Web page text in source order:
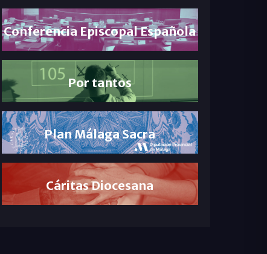
Conferencia Episcopal Española
Por tantos
Plan Málaga Sacra
Cáritas Diocesana